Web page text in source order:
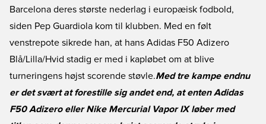
Barcelona deres største nederlag i europæisk fodbold,
siden Pep Guardiola kom til klubben. Med en følt
venstrepote sikrede han, at hans Adidas F50 Adizero
Blå/Lilla/Hvid stadig er med i kapløbet om at blive
turneringens højst scorende støvle.Med tre kampe endnu
er det svært at forestille sig andet end, at enten Adidas
F50 Adizero eller Nike Mercurial Vapor IX løber med